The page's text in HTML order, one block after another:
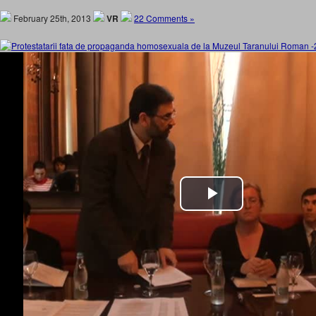
February 25th, 2013 VR 22 Comments »